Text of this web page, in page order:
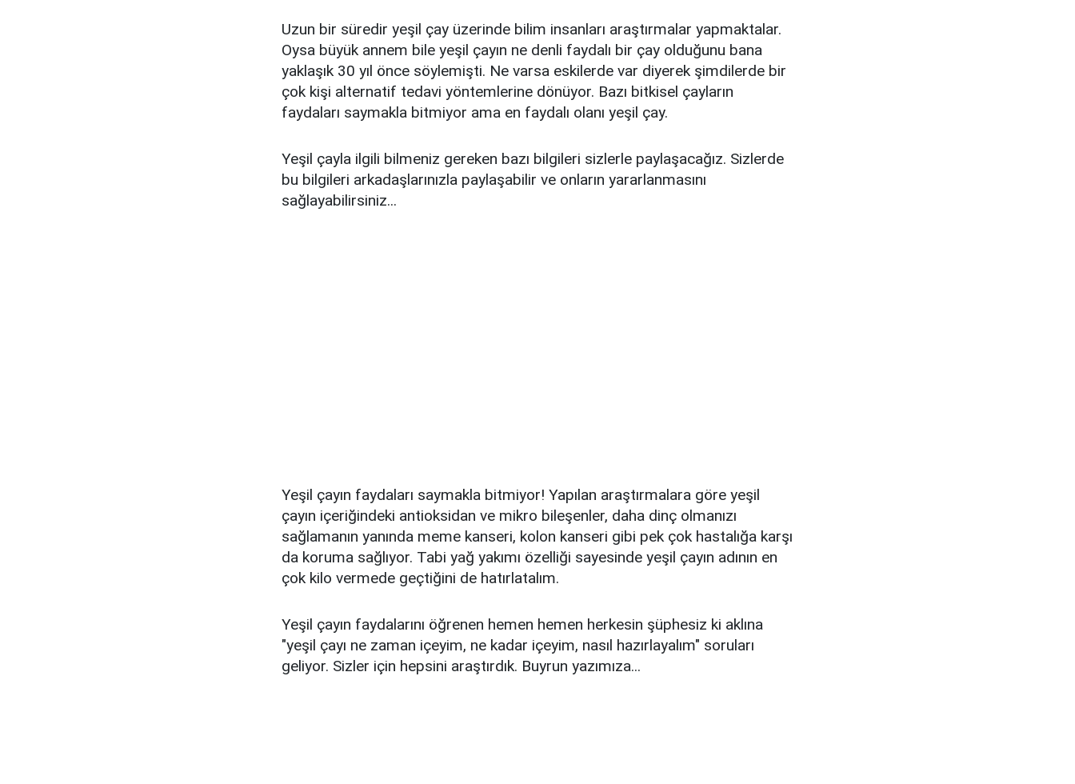
Uzun bir süredir yeşil çay üzerinde bilim insanları araştırmalar yapmaktalar.
Oysa büyük annem bile yeşil çayın ne denli faydalı bir çay olduğunu bana
yaklaşık 30 yıl önce söylemişti. Ne varsa eskilerde var diyerek şimdilerde bir
çok kişi alternatif tedavi yöntemlerine dönüyor. Bazı bitkisel çayların
faydaları saymakla bitmiyor ama en faydalı olanı yeşil çay.
Yeşil çayla ilgili bilmeniz gereken bazı bilgileri sizlerle paylaşacağız. Sizlerde
bu bilgileri arkadaşlarınızla paylaşabilir ve onların yararlanmasını
sağlayabilirsiniz...
Yeşil çayın faydaları saymakla bitmiyor! Yapılan araştırmalara göre yeşil
çayın içeriğindeki antioksidan ve mikro bileşenler, daha dinç olmanızı
sağlamanın yanında meme kanseri, kolon kanseri gibi pek çok hastalığa karşı
da koruma sağlıyor. Tabi yağ yakımı özelliği sayesinde yeşil çayın adının en
çok kilo vermede geçtiğini de hatırlatalım.
Yeşil çayın faydalarını öğrenen hemen hemen herkesin şüphesiz ki aklına
"yeşil çayı ne zaman içeyim, ne kadar içeyim, nasıl hazırlayalım" soruları
geliyor. Sizler için hepsini araştırdık. Buyrun yazımıza...